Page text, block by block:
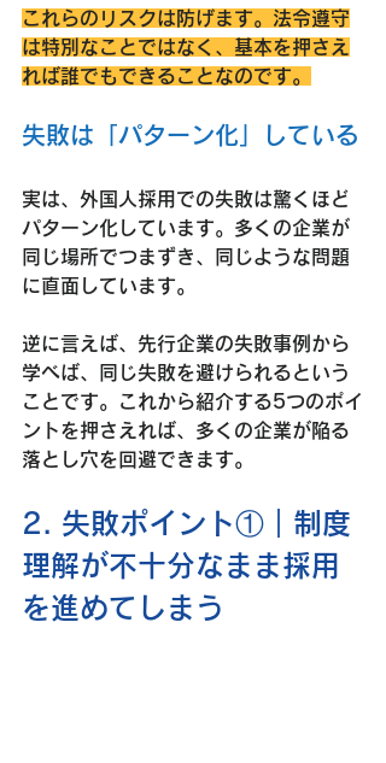
これらのリスクは防げます。法令遵守
は特別なことではなく、基本を押さえ
れば誰でもできることなのです。
失敗は「パターン化」している
実は、外国人採用での失敗は驚くほど
パターン化しています。多くの企業が
同じ場所でつまずき、同じような問題
に直面しています。
逆に言えば、 先行企業の失敗事例から
学べば、同じ失敗を避けられるという
ことです。これから紹介する5つのポイ
ントを押さえれば、多くの企業が陥る
落とし穴を回避できます。
2. 失敗ポイント①｜制度
理解が不十分なまま採用
を進めてしまう